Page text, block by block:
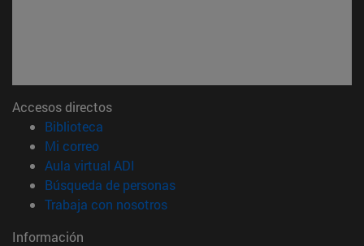
Accesos directos
Biblioteca
Mi correo(abre en nueva ventana)
Aula virtual ADI
Búsqueda de personas(abre en nueva ventana)
Trabaja con nosotros(abre en nueva ventana)
Información